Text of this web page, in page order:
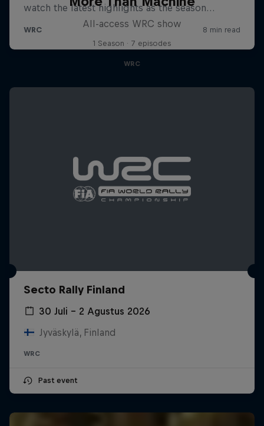
All-access WRC show
1 Season · 7 episodes
WRC
Secto Rally Finland
30 Juli – 2 Agustus 2026
Jyväskylä, Finland
WRC
Past event